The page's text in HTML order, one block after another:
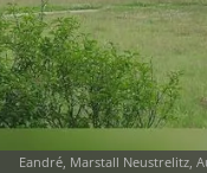
Eandré, Marstall Neustrelitz,